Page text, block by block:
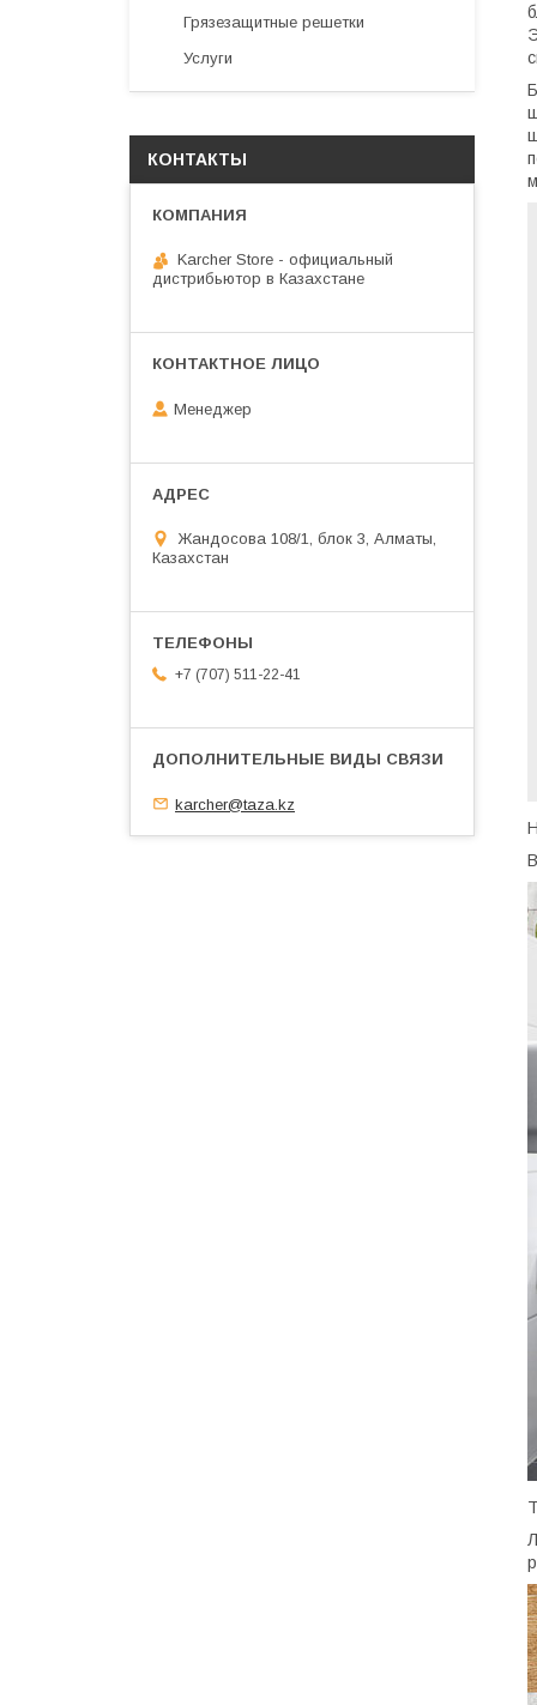
Грязезащитные решетки
Услуги
КОНТАКТЫ
Karcher Store - официальный
дистрибьютор в Казахстане
Менеджер
Жандосова 108/1, блок 3, Алматы,
Казахстан
+7 (707) 511-22-41
karcher@taza.kz